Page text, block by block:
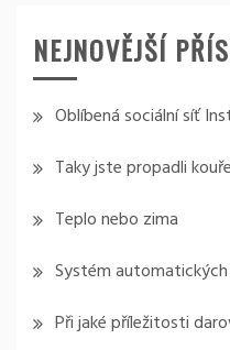
NEJNOVĚJŠÍ
Oblíbená sociální síť
Taky jste propadli
Teplo nebo zima
Systém
Při jaké příležitosti